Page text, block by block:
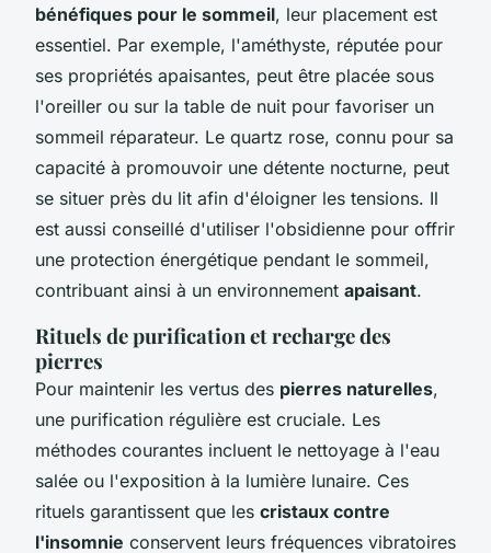
bénéfiques pour le sommeil, leur placement est
essentiel. Par exemple, l'améthyste, réputée pour
ses propriétés apaisantes, peut être placée sous
l'oreiller ou sur la table de nuit pour favoriser un
sommeil réparateur. Le quartz rose, connu pour sa
capacité à promouvoir une détente nocturne, peut
se situer près du lit afin d'éloigner les tensions. Il
est aussi conseillé d'utiliser l'obsidienne pour offrir
une protection énergétique pendant le sommeil,
contribuant ainsi à un environnement apaisant.
Rituels de purification et recharge des
pierres
Pour maintenir les vertus des pierres naturelles,
une purification régulière est cruciale. Les
méthodes courantes incluent le nettoyage à l'eau
salée ou l'exposition à la lumière lunaire. Ces
rituels garantissent que les cristaux contre
l'insomnie conservent leurs fréquences vibratoires